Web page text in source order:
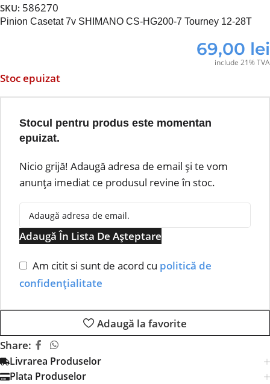
SKU: 586270
Pinion Casetat 7v SHIMANO CS-HG200-7 Tourney 12-28T
69,00 lei
include 21% TVA
Stoc epuizat
Stocul pentru produs este momentan
epuizat.
Nicio grijă! Adaugă adresa de email și te vom
anunța imediat ce produsul revine în stoc.
Adaugă În Lista De Așteptare
Am citit si sunt de acord cu politică de
confidențialitate
Adaugă la favorite
Share:
Livrarea Produselor
Plata Produselor